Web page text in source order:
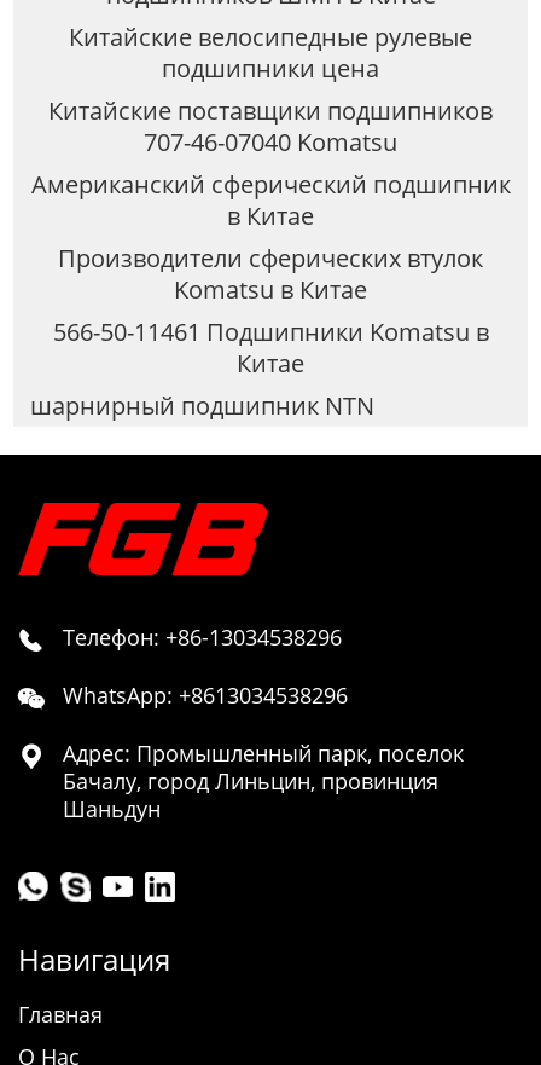
Китайские велосипедные рулевые
подшипники цена
Китайские поставщики подшипников
707-46-07040 Komatsu
Американский сферический подшипник
в Китае
Производители сферических втулок
Komatsu в Китае
566-50-11461 Подшипники Komatsu в
Китае
шарнирный подшипник NTN
 Телефон: +86-13034538296
 WhatsApp: +8613034538296

Адрес: Промышленный парк, поселок
Бачалу, город Линьцин, провинция
Шаньдун
Навигация
Главная
О Нас